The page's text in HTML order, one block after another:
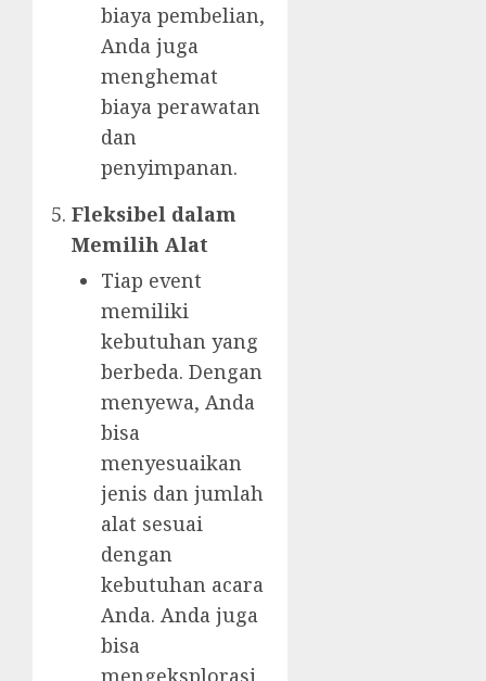
biaya pembelian,
Anda juga
menghemat
biaya perawatan
dan
penyimpanan.
Fleksibel dalam
Memilih Alat
Tiap event
memiliki
kebutuhan yang
berbeda. Dengan
menyewa, Anda
bisa
menyesuaikan
jenis dan jumlah
alat sesuai
dengan
kebutuhan acara
Anda. Anda juga
bisa
mengeksplorasi